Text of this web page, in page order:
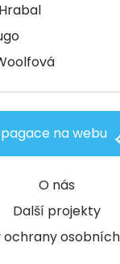
O nás
Další projekty
ochrany
na webu